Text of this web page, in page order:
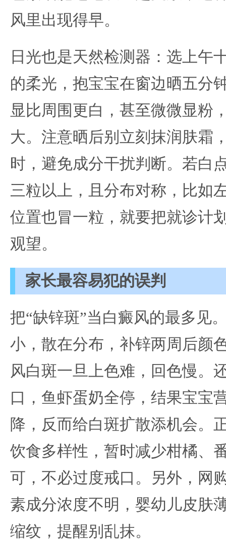
风里出现得早。
日光也是天然检测器：选上午
的柔光，抱宝宝在窗边晒五分
显比周围更白，甚至微微显粉
大。注意晒后别立刻抹润肤霜
时，避免成分干扰判断。若白
三粒以上，且分布对称，比如
位置也冒一粒，就要把就诊计
观望。
家长最容易犯的误判
把“缺锌斑”当白癜风的最多见
小，散在分布，补锌两周后颜
风白斑一旦上色难，回色慢。
口，鱼虾蛋奶全停，结果宝宝
降，反而给白斑扩散添机会。
饮食多样性，暂时减少柑橘、
可，不必过度戒口。另外，网
素成分浓度不明，婴幼儿皮肤
缩纹，提醒别乱抹。